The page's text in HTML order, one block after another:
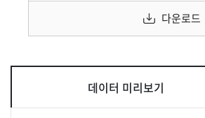
다운로드
데이터 미리보기